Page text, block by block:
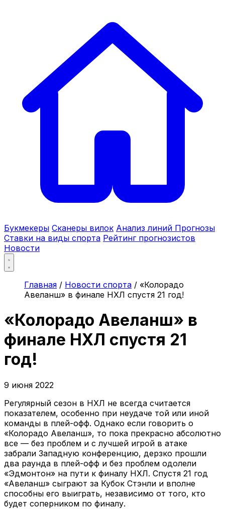
Букмекеры Сканеры вилок Анализ линий Прогнозы
Ставки на виды спорта Рейтинг прогнозистов
Новости
Главная / Новости спорта / «Колорадо
Авеланш» в финале НХЛ спустя 21 год!
«Колорадо Авеланш» в
финале НХЛ спустя 21
год!
9 июня 2022
Регулярный сезон в НХЛ не всегда считается
показателем, особенно при неудаче той или иной
команды в плей-офф. Однако если говорить о
«Колорадо Авеланш», то пока прекрасно абсолютно
все — без проблем и с лучшей игрой в атаке
забрали Западную конференцию, дерзко прошли
два раунда в плей-офф и без проблем одолели
«Эдмонтон» на пути к финалу НХЛ. Спустя 21 год
«Авеланш» сыграют за Кубок Стэнли и вполне
способны его выиграть, независимо от того, кто
будет соперником по финалу.